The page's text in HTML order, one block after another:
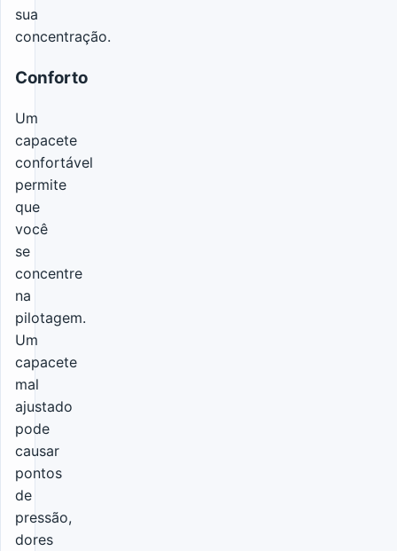
sua
concentração.
Conforto
Um
capacete
confortável
permite
que
você
se
concentre
na
pilotagem.
Um
capacete
mal
ajustado
pode
causar
pontos
de
pressão,
dores